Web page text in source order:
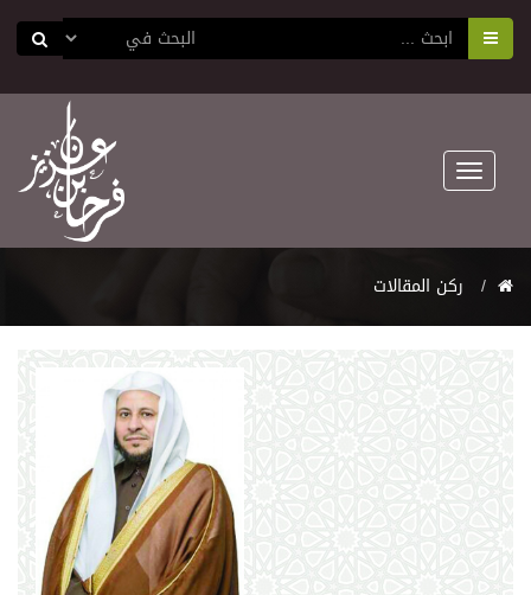
Toggle
navigation
ركن المقالات